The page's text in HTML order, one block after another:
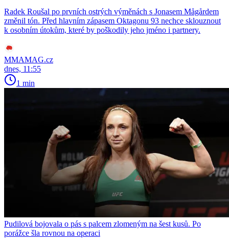
Radek Roušal po prvních ostrých výměnách s Jonasem Mågårdem
změnil tón. Před hlavním zápasem Oktagonu 93 nechce sklouznout
k osobním útokům, které by poškodily jeho jméno i partnery.
MMAMAG.cz
dnes, 11:55
1 min
Pudilová bojovala o pás s palcem zlomeným na šest kusů. Po
porážce šla rovnou na operaci